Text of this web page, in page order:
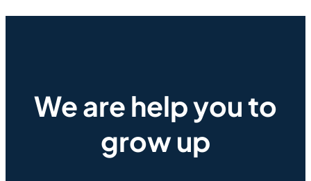
We are help you to
grow up